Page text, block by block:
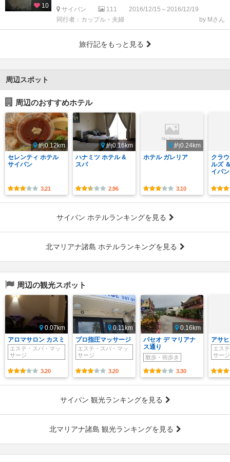
10 サイパン 111
2016/12/15～2016/12/19
同行者：カップル・夫婦
by Mさん
旅行記をもっと見る
周辺スポット
周辺のおすすめホテル
約0.12km
セレンティ ホテル
サイパン
3.21
約0.16km
ハナミツ ホテル &
スパ
2.96
約0.24km
ホテル ガレリア
3.10
クラ
ルズ
イパ
サイパン ホテルランキングを見る
北マリアナ諸島 ホテルランキングを見る
周辺の観光スポット
0.07km
アロマサロン カスミ
エステ・スパ・マッ
サージ
3.20
0.11km
プロ指圧マッサージ
エステ・スパ・マッ
サージ
3.20
0.16km
パセオ デ マリアナ
ス通り
散歩・街歩き
3.30
アサ
エス
サージ
サイパン 観光ランキングを見る
北マリアナ諸島 観光ランキングを見る